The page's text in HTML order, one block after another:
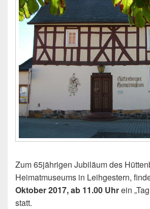
Zum 65jährigen Jubiläum des
Heimatmuseums in Leihgestern,
Oktober 2017, ab 11.00 Uhrein
statt.